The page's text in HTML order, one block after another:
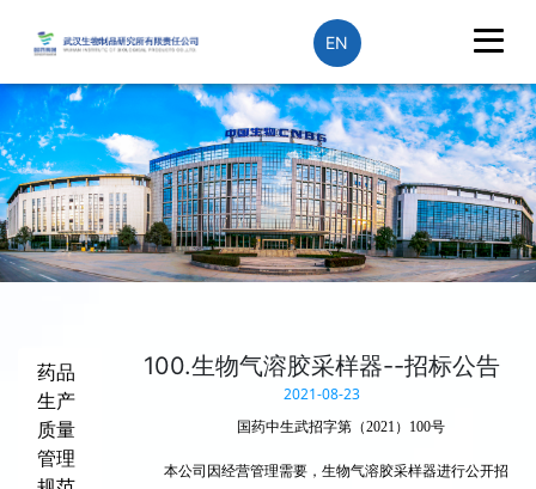
EN
药品
生产
质量
管理
100.生物气溶胶采样器--招标公告
2021-08-23
国药中生武招字第（2021）100号
本公司因经营管理需要，生物气溶胶采样器进行公开招